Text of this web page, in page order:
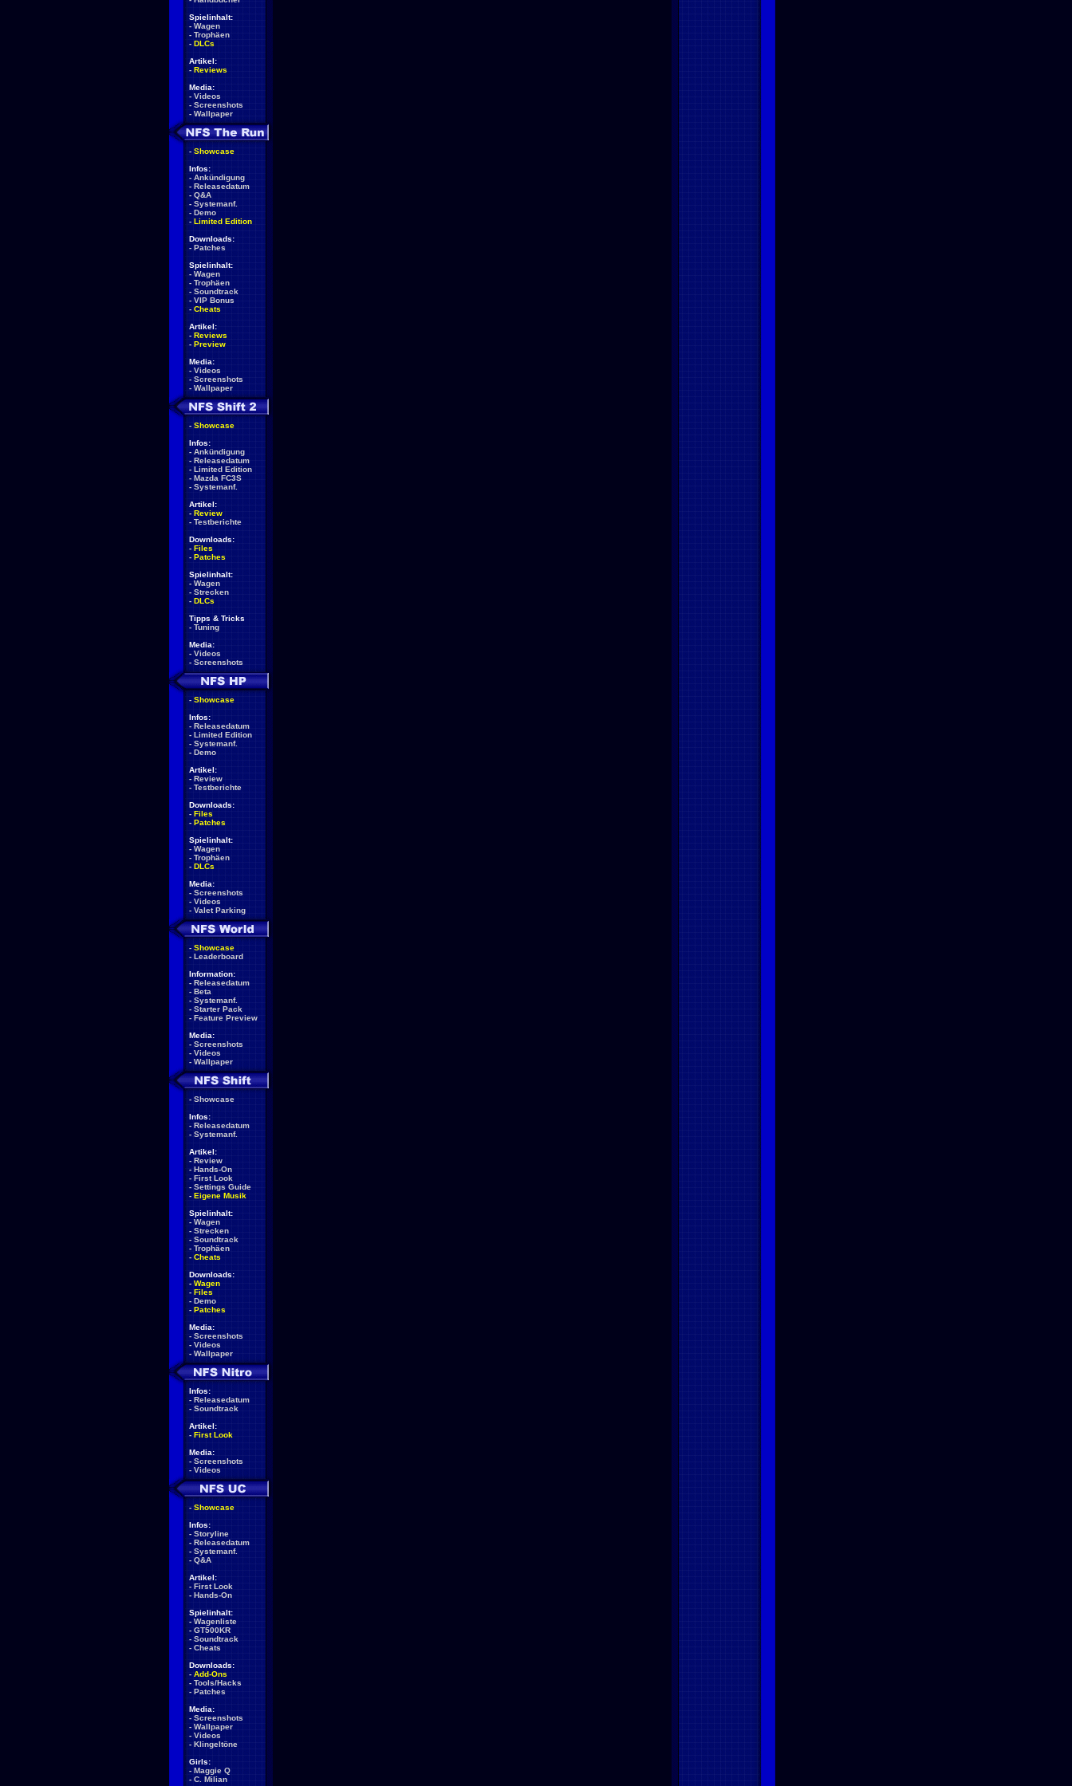
Spielinhalt:
- Wagen
- Trophäen
- DLCs
Artikel:
- Reviews
Media:
- Videos
- Screenshots
- Wallpaper
- Showcase
Infos:
- Ankündigung
- Releasedatum
- Q&A
- Systemanf.
- Demo
- Limited Edition
Downloads:
- Patches
Spielinhalt:
- Wagen
- Trophäen
- Soundtrack
- VIP Bonus
- Cheats
Artikel:
- Reviews
- Preview
Media:
- Videos
- Screenshots
- Wallpaper
- Showcase
Infos:
- Ankündigung
- Releasedatum
- Limited Edition
- Mazda FC3S
- Systemanf.
Artikel:
- Review
- Testberichte
Downloads:
- Files
- Patches
Spielinhalt:
- Wagen
- Strecken
- DLCs
Tipps & Tricks
- Tuning
Media:
- Videos
- Screenshots
- Showcase
Infos:
- Releasedatum
- Limited Edition
- Systemanf.
- Demo
Artikel:
- Review
- Testberichte
Downloads:
- Files
- Patches
Spielinhalt:
- Wagen
- Trophäen
- DLCs
Media:
- Screenshots
- Videos
- Valet Parking
- Showcase
- Leaderboard
Information:
- Releasedatum
- Beta
- Systemanf.
- Starter Pack
- Feature Preview
Media:
- Screenshots
- Videos
- Wallpaper
- Showcase
Infos:
- Releasedatum
- Systemanf.
Artikel:
- Review
- Hands-On
- First Look
- Settings Guide
- Eigene Musik
Spielinhalt:
- Wagen
- Strecken
- Soundtrack
- Trophäen
- Cheats
Downloads:
- Wagen
- Files
- Demo
- Patches
Media:
- Screenshots
- Videos
- Wallpaper
Infos:
- Releasedatum
- Soundtrack
Artikel:
- First Look
Media:
- Screenshots
- Videos
- Showcase
Infos:
- Storyline
- Releasedatum
- Systemanf.
- Q&A
Artikel:
- First Look
- Hands-On
Spielinhalt:
- Wagenliste
- GT500KR
- Soundtrack
- Cheats
Downloads:
- Add-Ons
- Tools/Hacks
- Patches
Media:
- Screenshots
- Wallpaper
- Videos
- Klingeltöne
Girls:
- Maggie Q
- C. Milian